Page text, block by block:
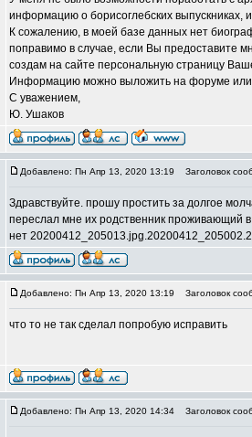
информацию о борисоглебских выпускниках,
К сожалению, в моей базе данных нет
поправимо в случае, если Вы предоставите
создам на сайте персональную страницу
Информацию можно выложить на форуме
С уважением,
Ю. Ушаков
Добавлено: Пн Апр 13, 2020 13:19 Заголовок
Здравствуйте. прошу простить за долгое
переслал мне их родственник проживающий
нет
Добавлено: Пн Апр 13, 2020 13:19 Заголовок
что то не так сделал попробую исправить
Добавлено: Пн Апр 13, 2020 14:34 Заголовок